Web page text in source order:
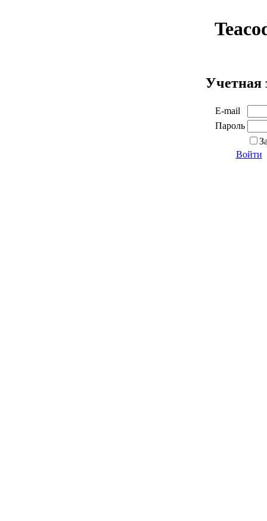
Учетная
E-mail
Пароль
Войти